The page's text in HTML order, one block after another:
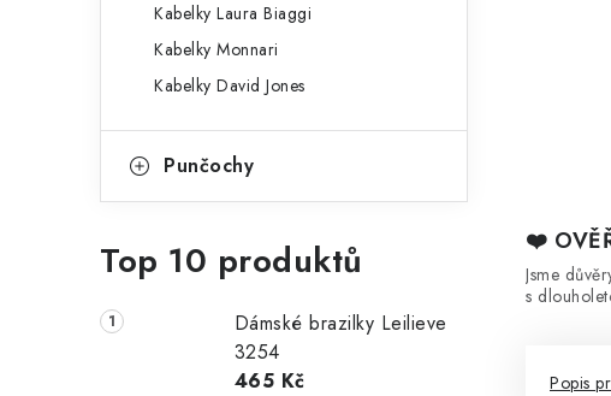
Kabelky Laura Biaggi
Kabelky Monnari
Kabelky David Jones
Punčochy
Top 10 produktů
Dámské brazilky Leilieve
3254
465 Kč
❤️
Jsme
s
Popis